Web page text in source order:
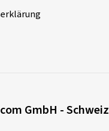
GmbH - Schweiz